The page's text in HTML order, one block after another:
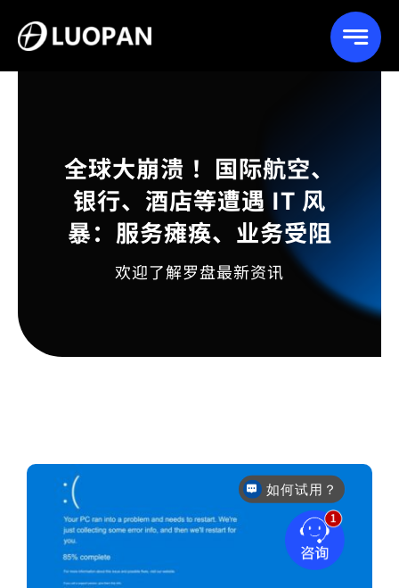
content
全球大崩溃 ！国际航空、
银行、酒店等遭遇 IT 风
暴：服务瘫痪、业务受阻
欢迎了解罗盘最新资讯
如何试用？